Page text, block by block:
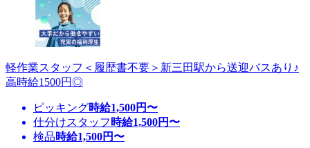
軽作業スタッフ＜履歴書不要＞新三田駅から送迎バスあり♪
高時給1500円◎
ピッキング時給1,500円〜
仕分けスタッフ 時給1,500円〜
検品時給1,500円〜